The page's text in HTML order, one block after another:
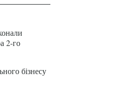
2-го
бізнесу